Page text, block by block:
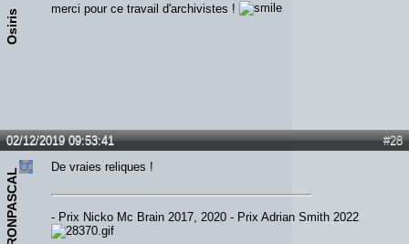
Osiris merci pour ce travail d'archivistes !
#28
02/12/2019 09:53:41
IRONPASCAL
De vraies reliques !
- Prix Nicko Mc Brain 2017, 2020 - Prix Adrian Smith 2022